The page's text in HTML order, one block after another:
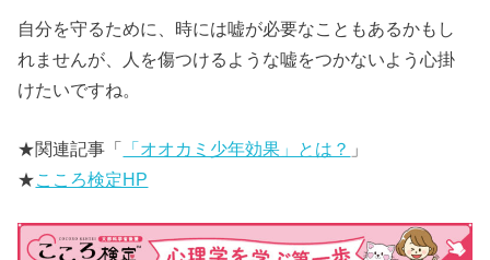
自分を守るために、時には嘘が必要なこともあるかもし
れませんが、人を傷つけるような嘘をつかないよう心掛
けたいですね。
★関連記事「 「オオカミ少年効果」とは？ 」
★こころ検定HP